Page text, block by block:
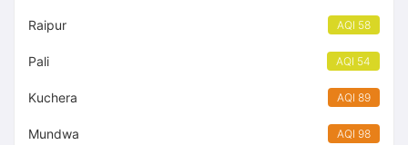
Raipur AQI 58
Pali AQI 54
Kuchera AQI 89
Mundwa AQI 98